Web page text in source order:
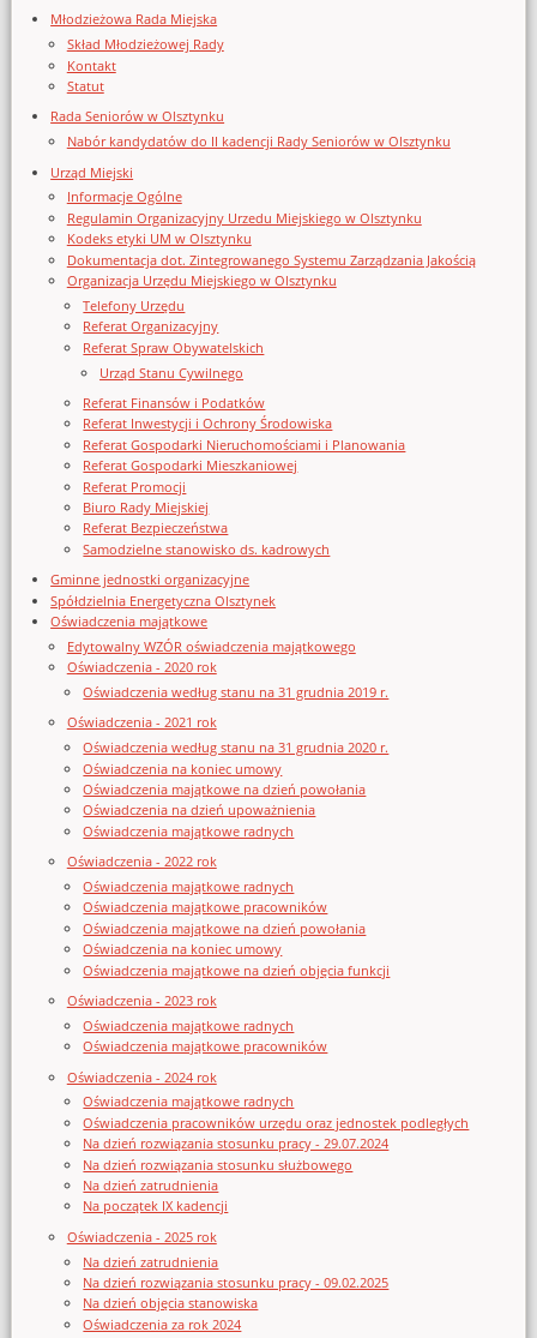
Młodzieżowa Rada Miejska
Skład Młodzieżowej Rady
Kontakt
Statut
Rada Seniorów w Olsztynku
Nabór kandydatów do II kadencji Rady Seniorów w Olsztynku
Urząd Miejski
Informacje Ogólne
Regulamin Organizacyjny Urzedu Miejskiego w Olsztynku
Kodeks etyki UM w Olsztynku
Dokumentacja dot. Zintegrowanego Systemu Zarządzania Jakością
Organizacja Urzędu Miejskiego w Olsztynku
Telefony Urzędu
Referat Organizacyjny
Referat Spraw Obywatelskich
Urząd Stanu Cywilnego
Referat Finansów i Podatków
Referat Inwestycji i Ochrony Środowiska
Referat Gospodarki Nieruchomościami i Planowania
Referat Gospodarki Mieszkaniowej
Referat Promocji
Biuro Rady Miejskiej
Referat Bezpieczeństwa
Samodzielne stanowisko ds. kadrowych
Gminne jednostki organizacyjne
Spółdzielnia Energetyczna Olsztynek
Oświadczenia majątkowe
Edytowalny WZÓR oświadczenia majątkowego
Oświadczenia - 2020 rok
Oświadczenia według stanu na 31 grudnia 2019 r.
Oświadczenia - 2021 rok
Oświadczenia według stanu na 31 grudnia 2020 r.
Oświadczenia na koniec umowy
Oświadczenia majątkowe na dzień powołania
Oświadczenia na dzień upoważnienia
Oświadczenia majątkowe radnych
Oświadczenia - 2022 rok
Oświadczenia majątkowe radnych
Oświadczenia majątkowe pracowników
Oświadczenia majątkowe na dzień powołania
Oświadczenia na koniec umowy
Oświadczenia majątkowe na dzień objęcia funkcji
Oświadczenia - 2023 rok
Oświadczenia majątkowe radnych
Oświadczenia majątkowe pracowników
Oświadczenia - 2024 rok
Oświadczenia majątkowe radnych
Oświadczenia pracowników urzędu oraz jednostek podległych
Na dzień rozwiązania stosunku pracy - 29.07.2024
Na dzień rozwiązania stosunku służbowego
Na dzień zatrudnienia
Na początek IX kadencji
Oświadczenia - 2025 rok
Na dzień zatrudnienia
Na dzień rozwiązania stosunku pracy - 09.02.2025
Na dzień objęcia stanowiska
Oświadczenia za rok 2024